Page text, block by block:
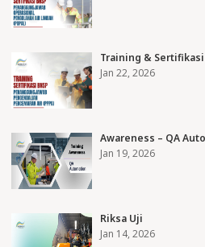
Training & Sertifikasi
Jan 22, 2026
Awareness – QA
Jan 19, 2026
Riksa Uji
Jan 14, 2026